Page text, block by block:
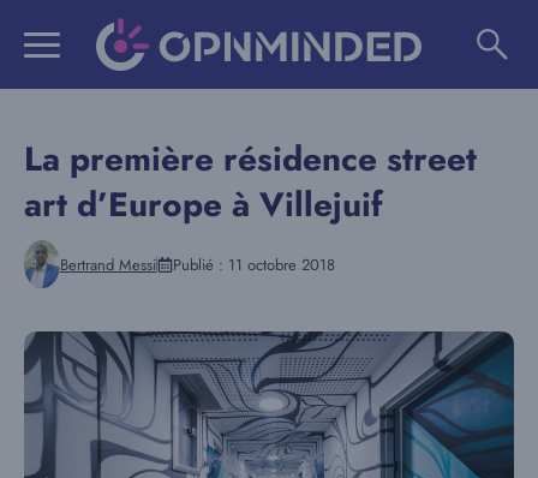
La première résidence street
art d’Europe à Villejuif
Bertrand Messi Publié : 11 octobre 2018